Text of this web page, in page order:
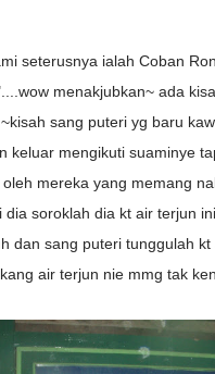
seterusnya ialah Coban
menakjubkan~ ada
sang puteri yg baru
keluar mengikuti suaminye
mereka yang memang
dia soroklah dia kt air terjun
dan sang puteri tunggulah
air terjun nie mmg tak